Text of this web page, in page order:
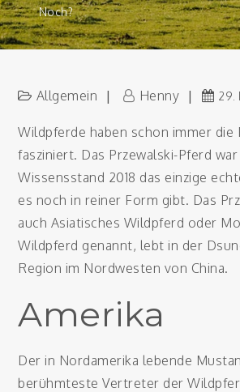
Noch?
Allgemein Henny 29.
Wildpferde haben schon immer die
fasziniert. Das Przewalski-Pferd war
Wissensstand 2018 das einzige
es noch in reiner Form gibt. Das
auch Asiatisches Wildpferd oder
Wildpferd genannt, lebt in der
Region im Nordwesten von China.
Amerika
Der in Nordamerika lebende
berühmteste Vertreter der